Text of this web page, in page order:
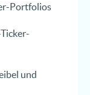
Portfolios
und